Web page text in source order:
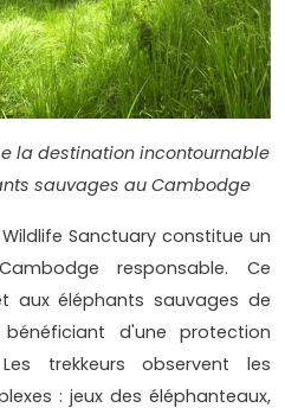
la destination incontournable
sauvages au Cambodge
Sanctuary constitue un
responsable. Ce
aux éléphants sauvages de
d'une protection
trekkeurs observent les
: jeux des éléphanteaux,